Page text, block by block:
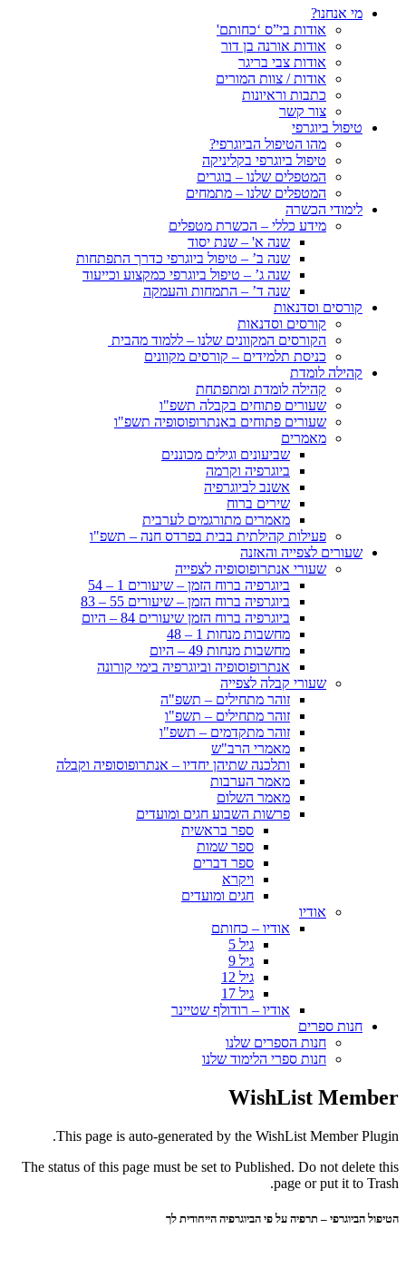
מי אנחנו?
אודות בי”ס ‘כחותם'
אודות אורנה בן דור
אודות צבי בריגר
אודות / צוות המורים
כתבות וראיונות
צור קשר
טיפול ביוגרפי
מהו הטיפול הביוגרפי?
טיפול ביוגרפי בקליניקה
המטפלים שלנו – בוגרים
המטפלים שלנו – מתמחים
לימודי הכשרה
מידע כללי – הכשרת מטפלים
שנה א' – שנת יסוד
שנה ב’ – טיפול ביוגרפי כדרך התפתחות
שנה ג’ – טיפול ביוגרפי כמקצוע וכייעוד
שנה ד’ – התמחות והעמקה
קורסים וסדנאות
קורסים וסדנאות
הקורסים המקוונים שלנו – ללמוד מהבית
כניסת תלמידים – קורסים מקוונים
קהילה לומדת
קהילה לומדת ומתפתחת
שעורים פתוחים בקבלה תשפ"ו
שעורים פתוחים באנתרופוסופיה תשפ"ו
מאמרים
שביעונים וגילים מכוננים
ביוגרפיה וקרמה
אשנב לביוגרפיה
שירים ברוח
מאמרים מתורגמים לערבית
פעילות קהילתית בבית בפרדס חנה – תשפ"ו
שעורים לצפייה והאזנה
שעורי אנתרופוסופיה לצפייה
ביוגרפיה ברוח הזמן – שיעורים 1 – 54
ביוגרפיה ברוח הזמן – שיעורים 55 – 83
ביוגרפיה ברוח הזמן שיעורים 84 – היום
מחשבות מנחות 1 – 48
מחשבות מנחות 49 – היום
אנתרופוסופיה וביוגרפיה בימי קורונה
שעורי קבלה לצפייה
זוהר מתחילים – תשפ"ה
זוהר מתחילים – תשפ"ו
זוהר מתקדמים – תשפ"ו
מאמרי הרב"ש
ותלכנה שתיהן יחדיו – אנתרופוסופיה וקבלה
מאמר הערבות
מאמר השלום
פרשות השבוע חגים ומועדים
ספר בראשית
ספר שמות
ספר דברים
ויקרא
חגים ומועדים
אודיו
אודיו – כחותם
גיל 5
גיל 9
גיל 12
גיל 17
אודיו – רודולף שטיינר
חנות ספרים
חנות הספרים שלנו
חנות ספרי הלימוד שלנו
WishList Member
This page is auto-generated by the WishList Member Plugin.
The status of this page must be set to Published. Do not delete this
page or put it to Trash.
הטיפול הביוגרפי – תרפיה על פי הביוגרפיה הייחודית לך